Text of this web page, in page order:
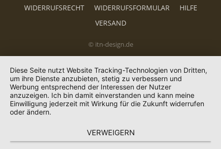
WIDERRUFSRECHT
WIDERRUFSFORMULAR
HILFE
VERSAND
© itn-design.de
Diese Seite nutzt Website Tracking-Technologien von Dritten,
um ihre Dienste anzubieten, stetig zu verbessern und
Werbung entsprechend der Interessen der Nutzer
anzuzeigen. Ich bin damit einverstanden und kann meine
Einwilligung jederzeit mit Wirkung für die Zukunft widerrufen
oder ändern.
VERWEIGERN